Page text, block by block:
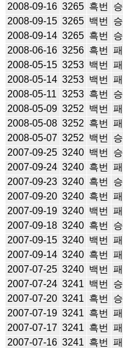
2008-09-16 3265 흑번 승
2008-09-15 3265 백번 승
2008-09-14 3265 흑번 승
2008-06-16 3256 흑번 패
2008-05-15 3253 백번 패
2008-05-14 3253 백번 패
2008-05-11 3253 흑번 승
2008-05-09 3252 백번 패
2008-05-08 3252 흑번 패
2008-05-07 3252 백번 승
2007-09-25 3240 백번 승
2007-09-24 3240 흑번 패
2007-09-23 3240 흑번 승
2007-09-20 3240 흑번 패
2007-09-19 3240 백번 패
2007-09-18 3240 흑번 승
2007-09-15 3240 백번 패
2007-09-14 3240 흑번 패
2007-07-25 3240 백번 패
2007-07-24 3241 백번 승
2007-07-20 3241 흑번 승
2007-07-19 3241 흑번 패
2007-07-17 3241 흑번 패
2007-07-16 3241 흑번 패